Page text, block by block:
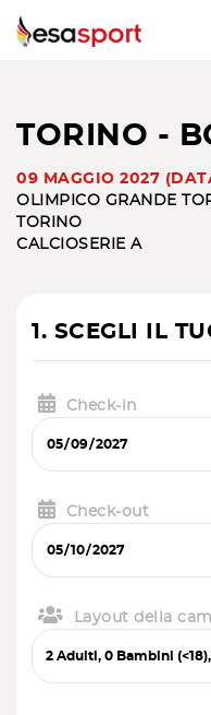
TORINO -
09 MAGGIO 2027
OLIMPICO GRANDE
TORINO
CALCIOSERIE A
1. SCEGLI IL
Check-in
Check-out
Layout della